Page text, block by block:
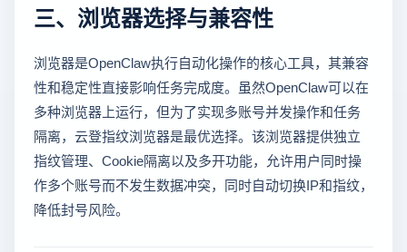
三、浏览器选择与兼容性
浏览器是OpenClaw执行自动化操作的核心工具，其兼容
性和稳定性直接影响任务完成度。虽然OpenClaw可以在
多种浏览器上运行，但为了实现多账号并发操作和任务
隔离，云登指纹浏览器是最优选择。该浏览器提供独立
指纹管理、Cookie隔离以及多开功能，允许用户同时操
作多个账号而不发生数据冲突，同时自动切换IP和指纹，
降低封号风险。